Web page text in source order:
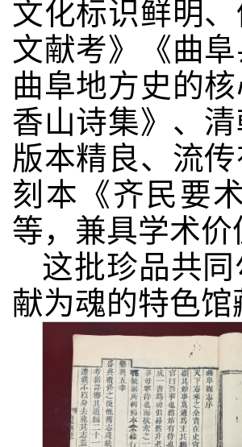
文化标识鲜明
文献考》《曲
曲阜地方史的
香山诗集》、
版本精良、流
刻本《齐民要
等，兼具学术
这批珍品共
献为魂的特色馆